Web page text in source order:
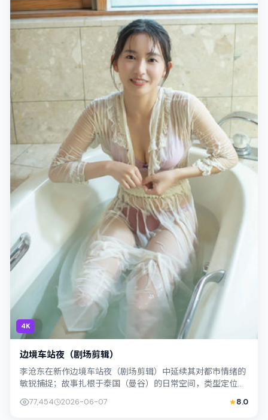
4K
边境车站夜（剧场剪辑）
李沧东在新作边境车站夜（剧场剪辑）中延续其对都市情绪的
敏锐捕捉；故事扎根于泰国（曼谷）的日常空间，类型定位为
77,454 2026-06-07 8.0